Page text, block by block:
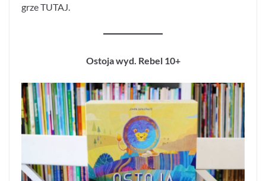
grze TUTAJ.
Ostoja wyd. Rebel 10+